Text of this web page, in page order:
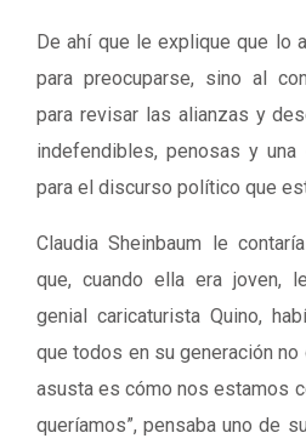
De ahí que le explique que lo
para preocuparse, sino al
para revisar las alianzas y
indefendibles, penosas y
para el discurso político que
Claudia Sheinbaum le
que, cuando ella era joven,
genial caricaturista Quino,
que todos en su generación no
asusta es cómo nos estamos
queríamos”, pensaba uno de